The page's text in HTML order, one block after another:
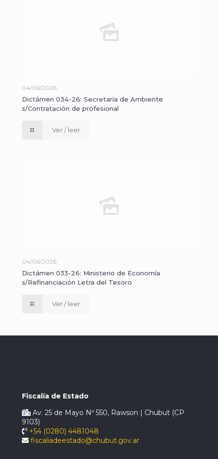
04/06/2026
Dictámen 034-26: Secretaría de Ambiente
s/Contratación de profesional
Ver / leer
04/06/2026
Dictámen 033-26: Ministerio de Economía
s/Refinanciación Letra del Tesoro
Ver / leer
Fiscalía de Estado
Av. 25 de Mayo Nº 550, Rawson | Chubut (CP
9103)
+54 (0280) 4481048
fiscaliadeestado@chubut.gov.ar